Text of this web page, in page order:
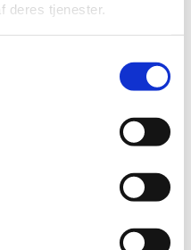
deres tjenester.